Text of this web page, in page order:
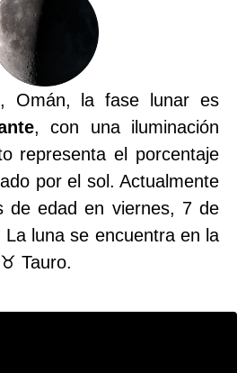
Omán, la fase lunar es
, con una iluminación
representa el porcentaje
por el sol. Actualmente
de edad en viernes, 7 de
luna se encuentra en la
Tauro.